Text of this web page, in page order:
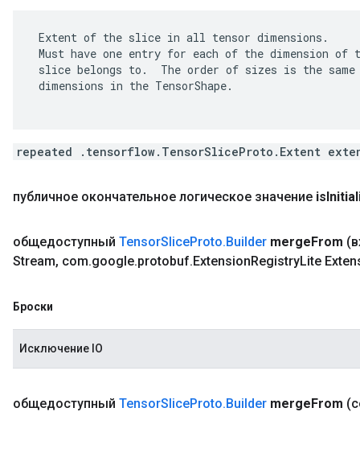
Extent of the slice in all tensor dimensions.
Must have one entry for each of the dimension
slice belongs to.  The order of sizes is the
dimensions in the TensorShape.
repeated .tensorflow.TensorSliceProto.Extent
публичное окончательное логическое значение is
общедоступный TensorSliceProto.Builder mergeFrom
Stream, com.google.protobuf.ExtensionRegistryLite
Броски
Исключение IO
общедоступный TensorSliceProto.Builder mergeFrom